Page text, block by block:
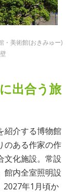
・美術館(おきみゅー)
出合う旅
紹介する博物館
のある作家の作
文化施設。常設
館内全室照明設
2027年1月頃か